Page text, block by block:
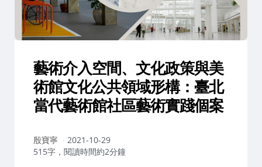
藝術介入空間、文化政策與美
術館文化公共領域形構：臺北
當代藝術館社區藝術實踐個案
作
者：
殷寶寧
2021-10-29
515字，閱讀時間約2分鐘